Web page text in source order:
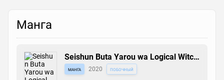
Манга
Seishun Buta Yarou wa Logical Witch
no Yume wo Minai
манга 2020 побочный